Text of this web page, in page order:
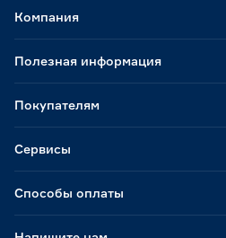
Способы оплаты
Компания
Полезная информация
Покупателям
Сервисы